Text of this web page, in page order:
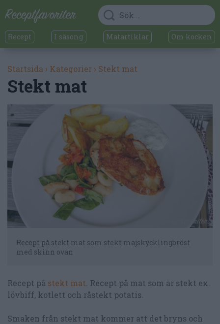
Recept I säsong Matartiklar Om kocken
Startsida › Kategorier › Stekt mat
Stekt mat
Recept på stekt mat som stekt majskycklingbröst
med skinn ovan
Recept på stekt mat . Recept på mat som är stekt ex.
lövbiff, kotlett och råstekt potatis.
Smaken från stekt mat kommer att det bryns och